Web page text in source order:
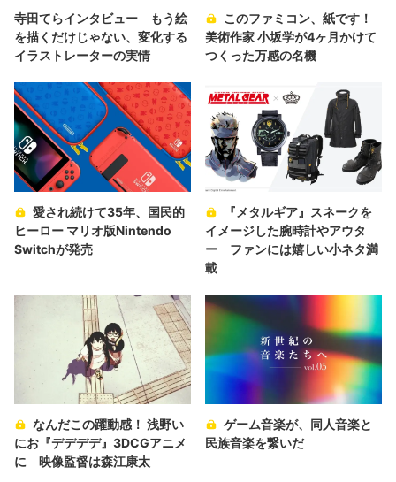
寺田てらインタビュー もう絵
を描くだけじゃない、変化する
イラストレーターの実情
このファミコン、紙です！
美術作家 小坂学が4ヶ月かけて
つくった万感の名機
愛され続けて35年、国民的
ヒーロー マリオ版Nintendo
Switchが発売
『メタルギア』スネークを
イメージした腕時計やアウタ
ー ファンには嬉しい小ネタ満
載
なんだこの躍動感！ 浅野い
にお『デデデデ』3DCGアニメ
に 映像監督は森江康太
ゲーム音楽が、同人音楽と
民族音楽を繋いだ